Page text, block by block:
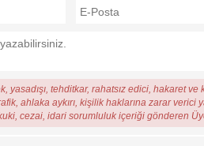
yasadışı, tehditkar, rahatsız edici, hakaret ve
ahlaka aykırı, kişilik haklarına zarar
cezai, idari sorumluluk içeriği gönderen